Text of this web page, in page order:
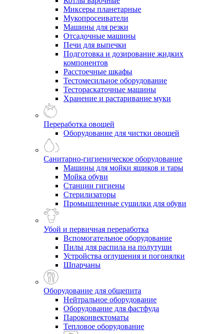
Миксеры планетарные
Мукопросеиватели
Машины для резки
Отсадочные машины
Печи для выпечки
Подготовка и дозирование жидких
компонентов
Расстоечные шкафы
Тестомесильное оборудование
Тестораскаточные машины
Хранение и растаривание муки
Переработка овощей
Оборудование для чистки овощей
Санитарно-гигиеническое оборудование
Машины для мойки ящиков и тары
Мойка обуви
Станции гигиены
Стерилизаторы
Промышленные сушилки для обуви
Убой и первичная переработка
Вспомогательное оборудование
Пилы для распила на полутуши
Устройства оглушения и погонялки
Шпарчаны
Оборудование для общепита
Нейтральное оборудование
Оборудование для фастфуда
Пароконвектоматы
Тепловое оборудование